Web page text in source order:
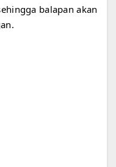
balapan akan